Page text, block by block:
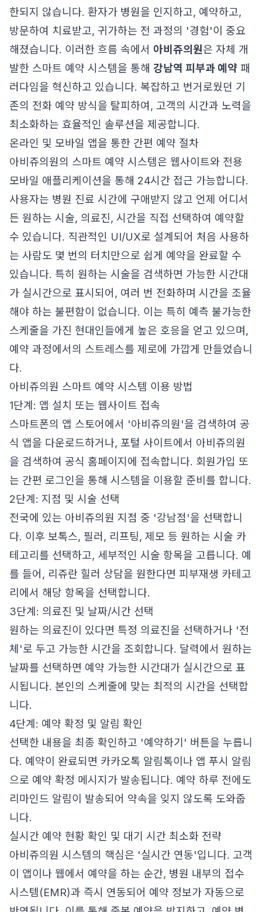
한되지 않습니다. 환자가 병원을 인지하고, 예약하고,
방문하여 치료받고, 귀가하는 전 과정의 '경험'이 중요
해졌습니다. 이러한 흐름 속에서 아비쥬의원은 자체 개
발한 스마트 예약 시스템을 통해 강남역 피부과 예약 패
러다임을 혁신하고 있습니다. 복잡하고 번거로웠던 기
존의 전화 예약 방식을 탈피하여, 고객의 시간과 노력을
최소화하는 효율적인 솔루션을 제공합니다.
온라인 및 모바일 앱을 통한 간편 예약 절차
아비쥬의원의 스마트 예약 시스템은 웹사이트와 전용
모바일 애플리케이션을 통해 24시간 접근 가능합니다.
사용자는 병원 진료 시간에 구애받지 않고 언제 어디서
든 원하는 시술, 의료진, 시간을 직접 선택하여 예약할
수 있습니다. 직관적인 UI/UX로 설계되어 처음 사용하
는 사람도 몇 번의 터치만으로 쉽게 예약을 완료할 수
있습니다. 특히 원하는 시술을 검색하면 가능한 시간대
가 실시간으로 표시되어, 여러 번 전화하며 시간을 조율
해야 하는 불편함이 없습니다. 이는 특히 예측 불가능한
스케줄을 가진 현대인들에게 높은 호응을 얻고 있으며,
예약 과정에서의 스트레스를 제로에 가깝게 만들었습니
다.
아비쥬의원 스마트 예약 시스템 이용 방법
1단계: 앱 설치 또는 웹사이트 접속
스마트폰의 앱 스토어에서 '아비쥬의원'을 검색하여 공
식 앱을 다운로드하거나, 포털 사이트에서 아비쥬의원
을 검색하여 공식 홈페이지에 접속합니다. 회원가입 또
는 간편 로그인을 통해 시스템을 이용할 준비를 합니다.
2단계: 지점 및 시술 선택
전국에 있는 아비쥬의원 지점 중 '강남점'을 선택합니
다. 이후 보톡스, 필러, 리프팅, 제모 등 원하는 시술 카
테고리를 선택하고, 세부적인 시술 항목을 고릅니다. 예
를 들어, 리쥬란 힐러 상담을 원한다면 피부재생 카테고
리에서 해당 항목을 선택합니다.
3단계: 의료진 및 날짜/시간 선택
원하는 의료진이 있다면 특정 의료진을 선택하거나 '전
체'로 두고 가능한 시간을 조회합니다. 달력에서 원하는
날짜를 선택하면 예약 가능한 시간대가 실시간으로 표
시됩니다. 본인의 스케줄에 맞는 최적의 시간을 선택합
니다.
4단계: 예약 확정 및 알림 확인
선택한 내용을 최종 확인하고 '예약하기' 버튼을 누릅니
다. 예약이 완료되면 카카오톡 알림톡이나 앱 푸시 알림
으로 예약 확정 메시지가 발송됩니다. 예약 하루 전에도
리마인드 알림이 발송되어 약속을 잊지 않도록 도와줍
니다.
실시간 예약 현황 확인 및 대기 시간 최소화 전략
아비쥬의원 시스템의 핵심은 '실시간 연동'입니다. 고객
이 앱이나 웹에서 예약을 하는 순간, 병원 내부의 접수
시스템(EMR)과 즉시 연동되어 예약 정보가 자동으로